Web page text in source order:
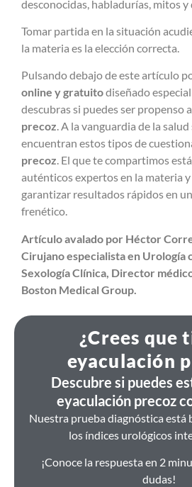
desconocidas, habladurías, mitos y
Tomar partida en la situación
la materia es la elección correcta.
Pulsando debajo de este artículo
online y gratuitodiseñado
descubras si puedes ser propenso
precoz. A la vanguardia de la
encuentran estos tipos de
precoz. El que te compartimos
auténticos expertos en la materia
garantizar resultados rápidos en
frenético.
Artículo avalado por Héctor
Cirujano especialista en Urología
Sexología Clínica, Director
Boston Medical Group.
¿Crees que
eyaculación
Descubre si puedes
eyaculación precoz
Nuestra prueba diagnóstica está
los índices urológicos
¡Conoce la respuesta en 2
dudas!